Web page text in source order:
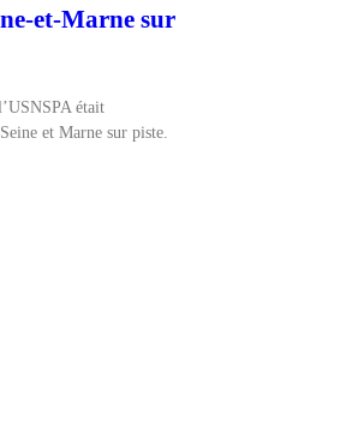
et-Marne sur
était
et Marne sur piste.